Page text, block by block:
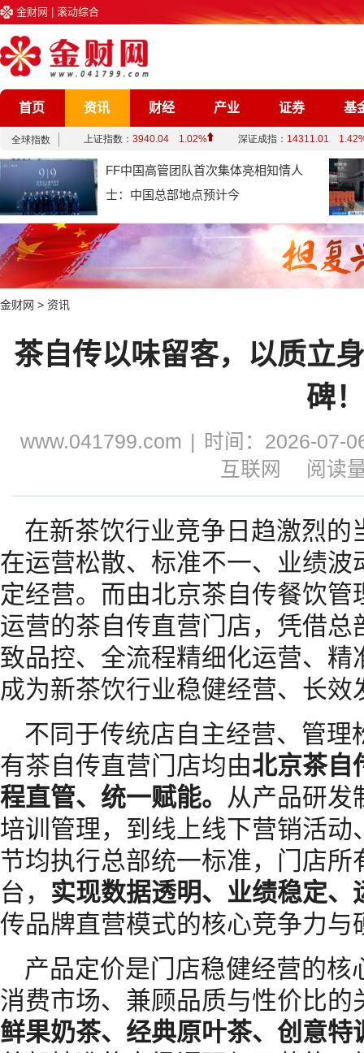
金财网 滚动综合
首页 资讯 财经 产业 证券 基
企业 文化 娱乐
综合
FF中国高管团队首次集体亮相知情人
士：中国总部地点预计今
金财网 > 资讯
茶自传以味留客，以质立
碑！
www.041799.com
时间：2026-07-
互联网
阅读
在新茶饮行业竞争日趋激烈
在运营松散、标准不一、业绩
定经营。而由北京茶自传餐饮
运营的茶自传直营门店，凭借
致品控、全流程精细化运营、
成为新茶饮行业稳健经营、长效
不同于传统店自主经营、管
有茶自传直营门店均由北京茶自
程直管、统一赋能。 从产品研发
培训管理，到线上线下营销活
节均执行总部统一标准，门店
台， 实现数据透明、业绩稳定、
传品牌直营模式的核心竞争力与
产品定价是门店稳健经营的
消费市场、兼顾品质与性价比
鲜果奶茶、经典原叶茶、创意特